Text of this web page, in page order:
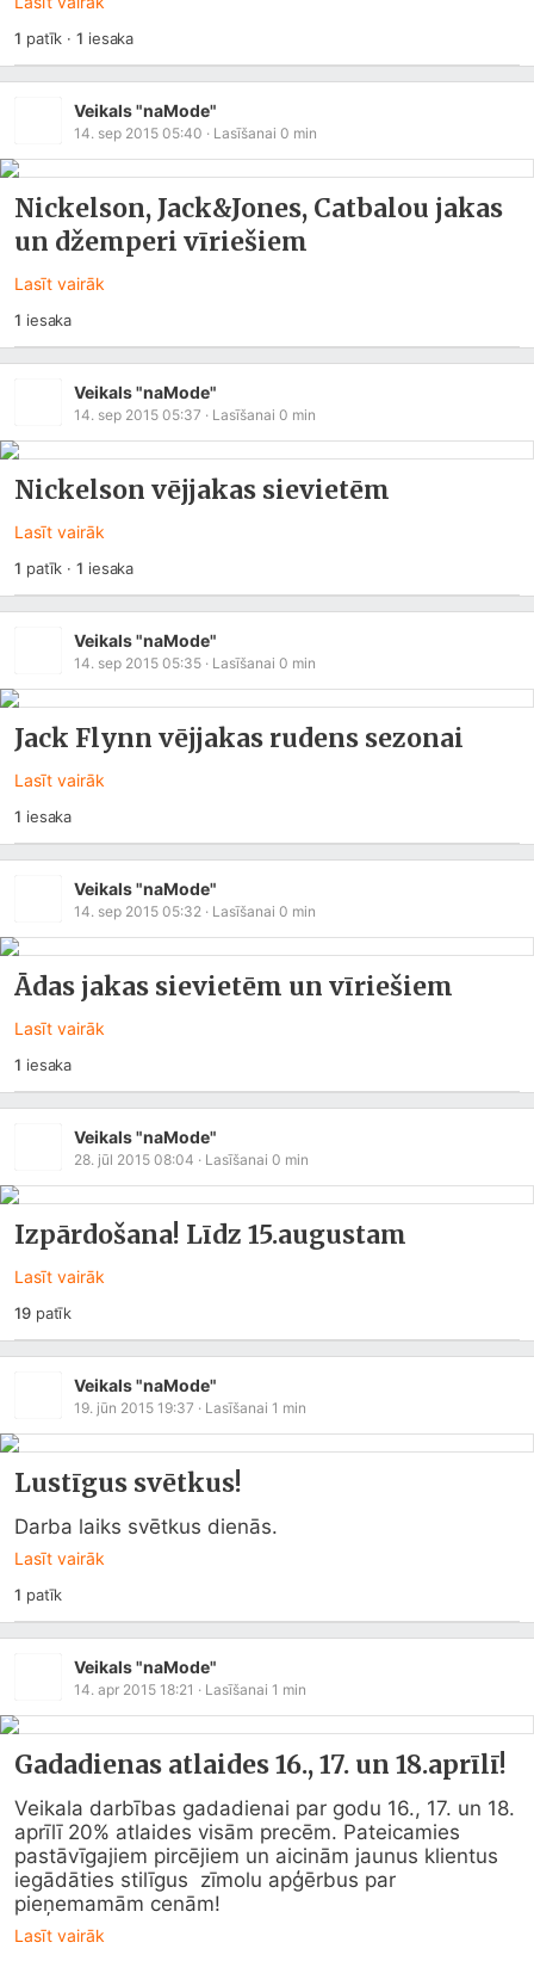
1 patīk ·1 iesaka
Veikals "naMode"
14. sep 2015 05:40 · Lasīšanai 0 min
Nickelson, Jack&Jones, Catbalou jakas
un džemperi vīriešiem
Lasīt vairāk
1 iesaka
Veikals "naMode"
14. sep 2015 05:37 · Lasīšanai 0 min
Nickelson vējjakas sievietēm
Lasīt vairāk
1 patīk ·1 iesaka
Veikals "naMode"
14. sep 2015 05:35 · Lasīšanai 0 min
Jack Flynn vējjakas rudens sezonai
Lasīt vairāk
1 iesaka
Veikals "naMode"
14. sep 2015 05:32 · Lasīšanai 0 min
Ādas jakas sievietēm un vīriešiem
Lasīt vairāk
1 iesaka
Veikals "naMode"
28. jūl 2015 08:04 · Lasīšanai 0 min
Izpārdošana! Līdz 15.augustam
Lasīt vairāk
19patīk
Veikals "naMode"
19. jūn 2015 19:37 · Lasīšanai 1 min
Lustīgus svētkus!
Darba laiks svētkus dienās.
Lasīt vairāk
1 patīk
Veikals "naMode"
14. apr 2015 18:21 · Lasīšanai 1 min
Gadadienas atlaides 16., 17. un 18.aprīlī!
Veikala darbības gadadienai par godu 16., 17. un 18.
aprīlī 20% atlaides visām precēm. Pateicamies
pastāvīgajiem pircējiem un aicinām jaunus klientus
iegādāties stilīgus  zīmolu apģērbus par
pieņemamām cenām!
Lasīt vairāk